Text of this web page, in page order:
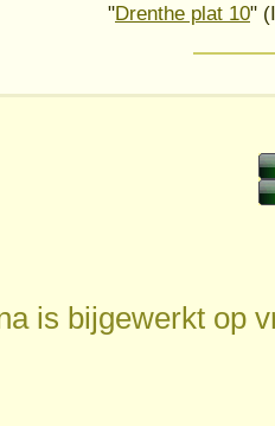
"Drenthe plat 10"
is bijgewerkt op